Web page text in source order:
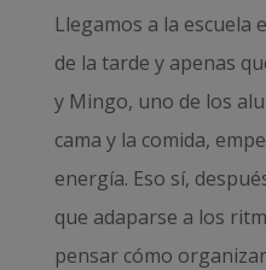
Llegamos a la escuela
de la tarde y apenas
y Mingo, uno de los
cama y la comida,
energía. Eso sí,
que adaparse a los
pensar cómo